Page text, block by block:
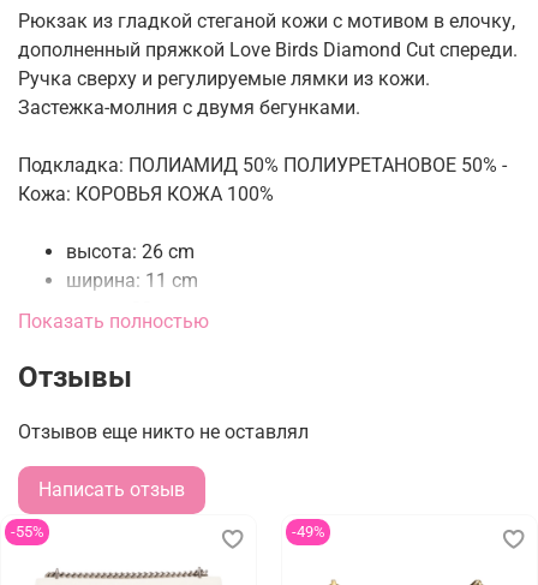
Рюкзак из гладкой стеганой кожи с мотивом в елочку,
дополненный пряжкой Love Birds Diamond Cut спереди.
Ручка сверху и регулируемые лямки из кожи.
Застежка-молния с двумя бегунками.
Подкладка: ПОЛИАМИД 50% ПОЛИУРЕТАНОВОЕ 50% -
Кожа: КОРОВЬЯ КОЖА 100%
высота: 26 cm
ширина: 11 cm
Показать полностью
Отзывы
Отзывов еще никто не оставлял
Написать отзыв
-55% -49%